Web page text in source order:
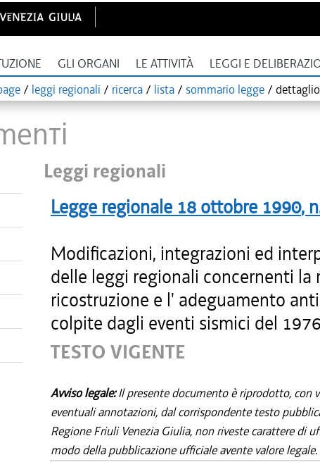
GLI ORGANI LE ATTIVITÀ LEGGI E
/ leggi regionali / ricerca / lista / sommario legge /
Leggi regionali
Legge regionale 18 ottobre 1990,
Modificazioni, integrazioni ed
delle leggi regionali concernenti la
ricostruzione e l' adeguamento
colpite dagli eventi sismici del
TESTO VIGENTE
Avviso legale:Il presente documento è riprodotto, con
eventuali annotazioni, dal corrispondente testo
Regione Friuli Venezia Giulia, non riveste carattere di
modo della pubblicazione ufficiale avente valore legale.